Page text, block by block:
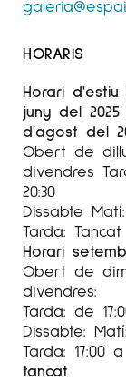
HORARIS
Horari
juny del
d'agost del
Obert de
divendres
20:30
Dissabte
Tarda: Tancat
Horari
Obert de
divendres:
Tarda: de
Dissabte:
Tarda: 17:00 a
tancat